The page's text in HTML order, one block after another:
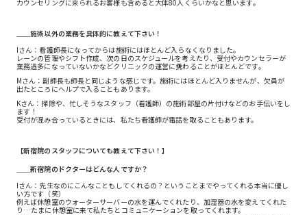
カウンセリングに来られるお客様も含めると大体80人くらいかなと思います。
＿＿施術以外の業務を具体的に教えて下さい！
Iさん：看護師長になってからは施術にはほとんど入らなくなりました。
レーンの管理やシフト作成、次の日のスケジュールを考えたり、受付やカウンセラーが
業務過多になっていないかなどクリニックの運営に携わることがほとんどです。
Mさん：副師長も師長と同じような感じです。施術にはほとんど入りませんが、欠員が
出たところにヘルプで入ることもあります。
Kさん：掃除や、忙しそうなスタッフ（看護師）の施術部屋の片付けなどのお手伝いをし
ます！
受付が混み合っているときには、私たち看護師が電話を取ることもあります。
【新宿院のスタッフについても教えて下さい！】
＿＿新宿院のドクターはどんな人ですか？
Iさん：先生なのにこんなこともしてくれるの？ということまでやってくれる本当に優し
い方です（笑）
例えば休憩室のウォーターサーバーの水を運んでくれたり、加湿器の水を変えてくれた
り…たまに休憩室に来て私たちとコミュニケーションを取ってくれます。